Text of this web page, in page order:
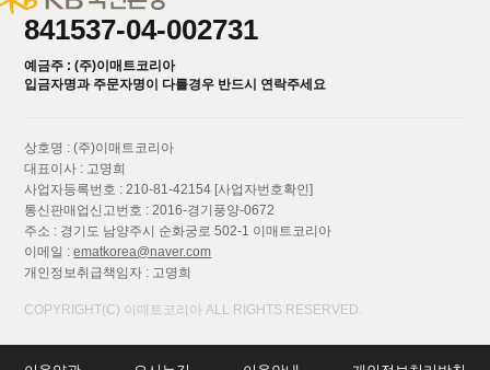
841537-04-002731
예금주 : (주)이매트코리아
입금자명과 주문자명이 다를경우 반드시 연락주세요
상호명 : (주)이매트코리아
대표이사 : 고명희
사업자등록번호 : 210-81-42154 [사업자번호확인]
통신판매업신고번호 : 2016-경기풍양-0672
주소 : 경기도 남양주시 순화궁로 502-1 이매트코리아
이메일 :ematkorea@naver.com
개인정보취급책임자 : 고명희
COPYRIGHT(C) 이매트코리아 ALL RIGHTS RESERVED.